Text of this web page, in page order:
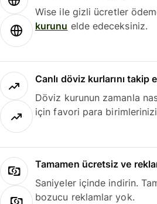
Wise ile gizli ücretler
kurunu elde edeceksiniz.
Canlı döviz kurlarını takip
Döviz kurunun zamanla
için favori para
Tamamen ücretsiz ve
Saniyeler içinde indirin.
bozucu reklamlar yok.